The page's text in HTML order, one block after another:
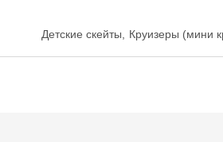
Детские скейты Круизеры (мини